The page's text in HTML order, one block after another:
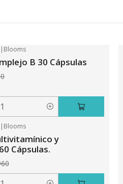
| Blooms
B 30 Cápsulas
| Blooms
y
Cápsulas.